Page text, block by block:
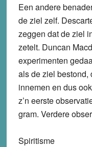
Een andere
de ziel zelf.
zeggen dat de ziel
zetelt. Duncan
experimenten
als de ziel bestond,
innemen en dus
z’n eerste
gram. Verdere
Spiritisme